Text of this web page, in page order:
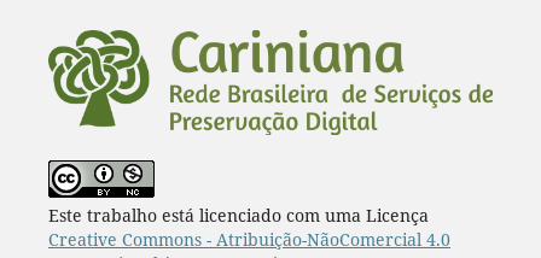
Este trabalho está licenciado com uma Licença
Creative Commons - Atribuição-NãoComercial 4.0